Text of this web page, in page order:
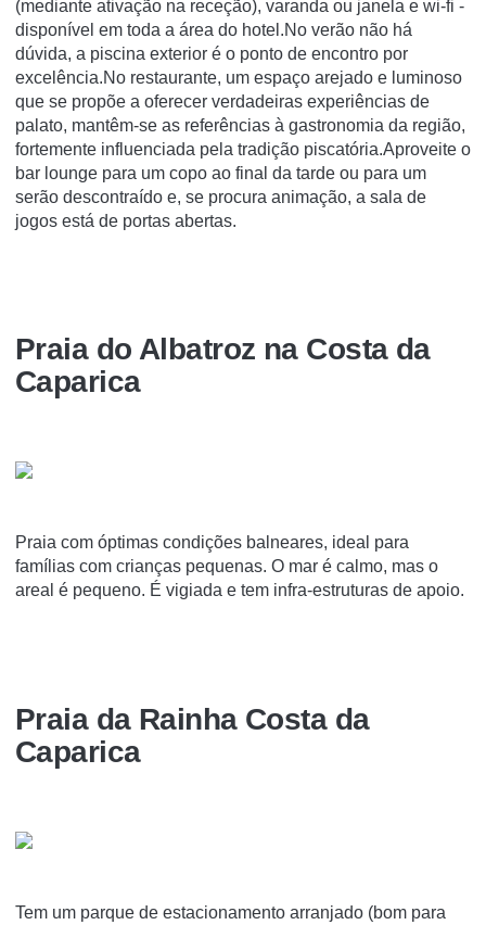
(mediante ativação na receção), varanda ou janela e wi-fi -
disponível em toda a área do hotel.No verão não há
dúvida, a piscina exterior é o ponto de encontro por
excelência.No restaurante, um espaço arejado e luminoso
que se propõe a oferecer verdadeiras experiências de
palato, mantêm-se as referências à gastronomia da região,
fortemente influenciada pela tradição piscatória.Aproveite o
bar lounge para um copo ao final da tarde ou para um
serão descontraído e, se procura animação, a sala de
jogos está de portas abertas.
Praia do Albatroz na Costa da
Caparica
Praia com óptimas condições balneares, ideal para
famílias com crianças pequenas. O mar é calmo, mas o
areal é pequeno. É vigiada e tem infra-estruturas de apoio.
Praia da Rainha Costa da
Caparica
Tem um parque de estacionamento arranjado (bom para